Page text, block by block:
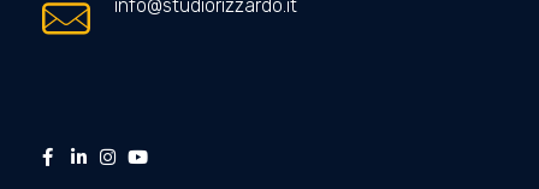
info@studiorizzardo.it